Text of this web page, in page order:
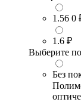
1.56 0
1.6 ₽
Выберите
Без